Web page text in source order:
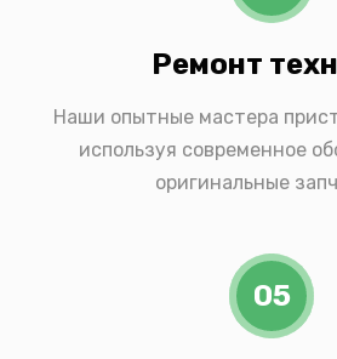
Ремонт
Наши опытные мастера
используя современное
оригинальные
05